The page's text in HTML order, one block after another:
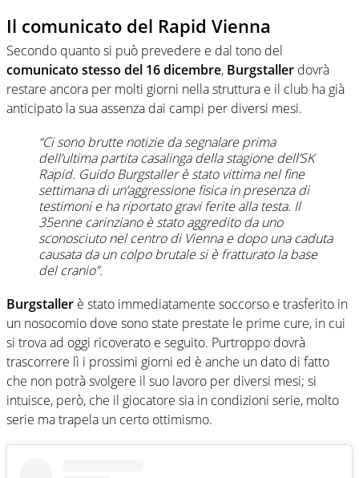
Il comunicato del Rapid Vienna
Secondo quanto si può prevedere e dal tono del
comunicato stesso del 16 dicembre, Burgstaller dovrà
restare ancora per molti giorni nella struttura e il club ha già
anticipato la sua assenza dai campi per diversi mesi.
“Ci sono brutte notizie da segnalare prima
dell’ultima partita casalinga della stagione dell’SK
Rapid. Guido Burgstaller è stato vittima nel fine
settimana di un’aggressione fisica in presenza di
testimoni e ha riportato gravi ferite alla testa. Il
35enne carinziano è stato aggredito da uno
sconosciuto nel centro di Vienna e dopo una caduta
causata da un colpo brutale si è fratturato la base
del cranio”.
Burgstaller è stato immediatamente soccorso e trasferito in
un nosocomio dove sono state prestate le prime cure, in cui
si trova ad oggi ricoverato e seguito. Purtroppo dovrà
trascorrere lì i prossimi giorni ed è anche un dato di fatto
che non potrà svolgere il suo lavoro per diversi mesi; si
intuisce, però, che il giocatore sia in condizioni serie, molto
serie ma trapela un certo ottimismo.